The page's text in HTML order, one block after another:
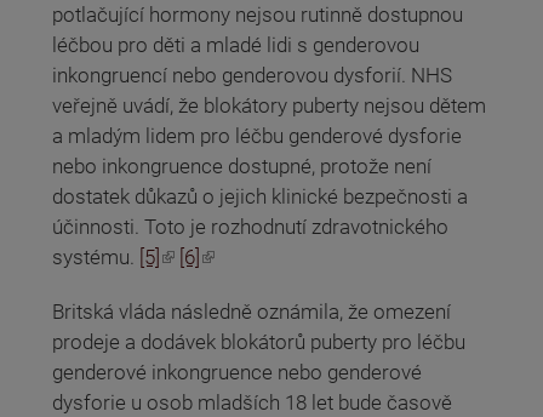
potlačující hormony nejsou rutinně dostupnou
léčbou pro děti a mladé lidi s genderovou
inkongruencí nebo genderovou dysforií. NHS
veřejně uvádí, že blokátory puberty nejsou dětem
a mladým lidem pro léčbu genderové dysforie
nebo inkongruence dostupné, protože není
dostatek důkazů o jejich klinické bezpečnosti a
účinnosti. Toto je rozhodnutí zdravotnického
systému. [5]
(odkaz je externí) [6]
(odkaz je externí)
Britská vláda následně oznámila, že omezení
prodeje a dodávek blokátorů puberty pro léčbu
genderové inkongruence nebo genderové
dysforie u osob mladších 18 let bude časově